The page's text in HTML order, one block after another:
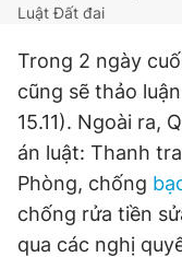
Time
Luật Đất đai
Trong 2 ngày
cũng sẽ thảo
15.11). Ngoài ra,
án luật: Thanh
Phòng, chống
chống rửa tiền
qua các nghị